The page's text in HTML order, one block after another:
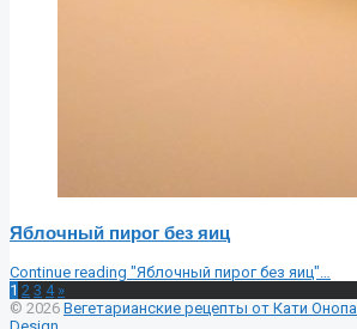
Яблочный пирог без яиц
Continue reading "Яблочный пирог без яиц"…
1 2 3 4 »
© 2026 Вегетарианские рецепты от Кати Онопа